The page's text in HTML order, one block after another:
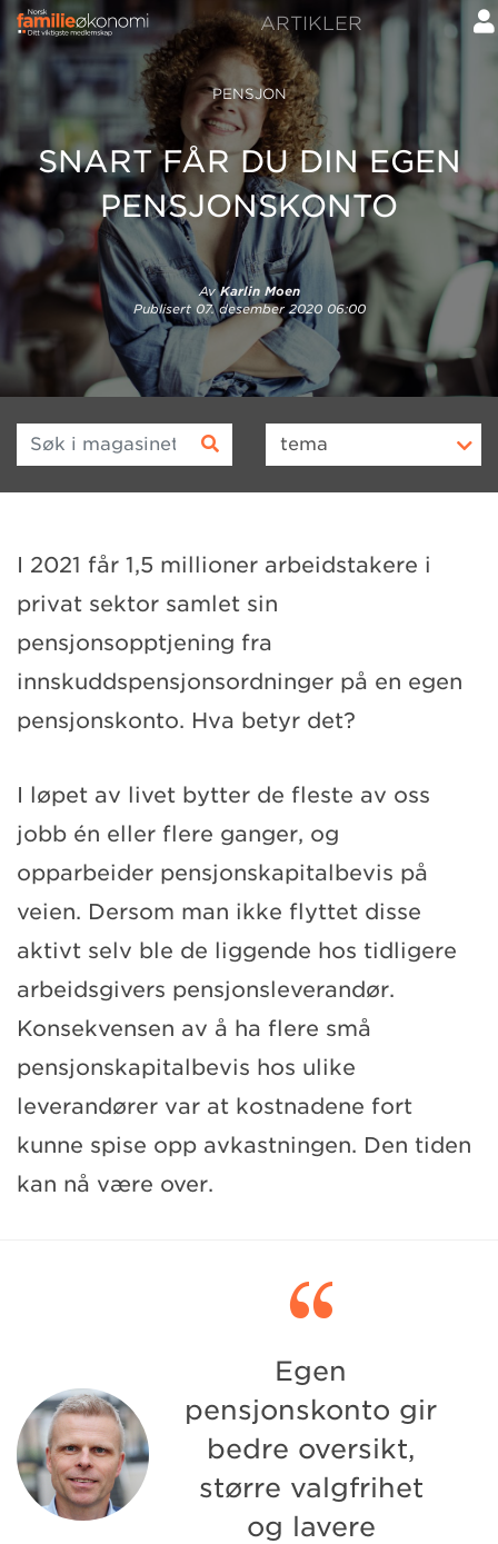
ARTIKLER
PENSJON
SNART FÅR DU DIN EGEN
PENSJONSKONTO
AvKarlin Moen
Publisert 07. desember 2020 06:00
Søk i magasinet tema
I 2021 får 1,5 millioner arbeidstakere i
privat sektor samlet sin
pensjonsopptjening fra
innskuddspensjonsordninger på en egen
pensjonskonto. Hva betyr det?
I løpet av livet bytter de fleste av oss
jobb én eller flere ganger, og
opparbeider pensjonskapitalbevis på
veien. Dersom man ikke flyttet disse
aktivt selv ble de liggende hos tidligere
arbeidsgivers pensjonsleverandør.
Konsekvensen av å ha flere små
pensjonskapitalbevis hos ulike
leverandører var at kostnadene fort
kunne spise opp avkastningen. Den tiden
kan nå være over.

Egen
pensjonskonto gir
bedre oversikt,
større valgfrihet
og lavere